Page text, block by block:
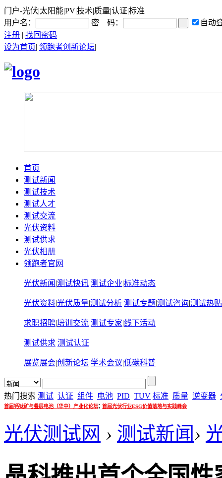
门户-光伏|太阳能|PV|技术|质量|认证|标准
用户名：
密 码：
自动
注册 | 找回密码
设为首页| 领跑者创新论坛|
首页
测试新闻
测试技术
测试人才
测试交流
光伏资料
测试供求
光伏相册
领跑者官网
光伏新闻 |测试快讯 测试企业|标准动态
光伏资料|光伏质量|测试分析 测试专题|测试咨询|测试热贴
求职招聘|培训交流 测试专家|线下活动
测试供求 测试认证
展览展会|创新论坛 学术会议|低碳科普
热门搜索 测试 认证 组件 电池 PID TUV 标准 质量 逆变器
首届钙钛矿与叠层电池（华中）产业化论坛; 首届光伏行业ESG价值落地与实践峰会
光伏测试网 › 测试新闻›